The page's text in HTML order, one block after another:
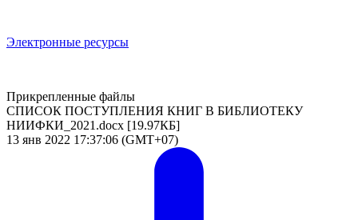
Электронные ресурсы
Прикрепленные файлы
СПИСОК ПОСТУПЛЕНИЯ КНИГ В БИБЛИОТЕКУ
НИИФКИ_2021.docx [19.97КБ]
13 янв 2022 17:37:06 (GMT+07)